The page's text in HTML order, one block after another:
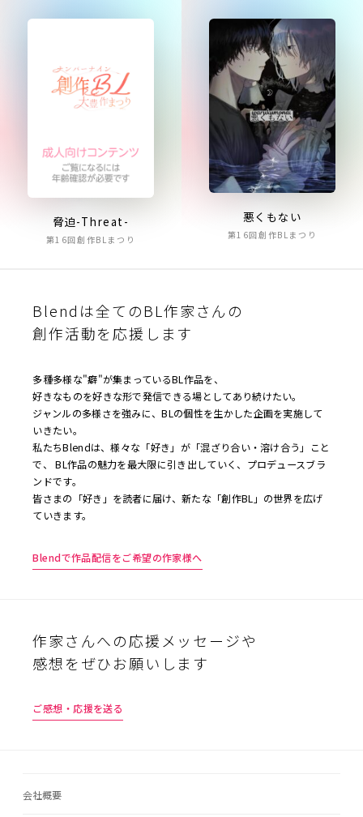
脅迫-Threat-
第16回創作BLまつり
悪くもない
第16回創作BLまつり
Blendは全てのBL作家さんの
創作活動を応援します
多種多様な"癖"が集まっているBL作品を、
好きなものを好きな形で発信できる場としてあり続けたい。
ジャンルの多様さを強みに、BLの個性を生かした企画を実施して
いきたい。
私たちBlendは、様々な「好き」が「混ざり合い・溶け合う」こと
で、 BL作品の魅力を最大限に引き出していく、プロデュースブラ
ンドです。
皆さまの「好き」を読者に届け、新たな「創作BL」の世界を広げ
ていきます。
Blendで作品配信をご希望の作家様へ
作家さんへの応援メッセージや
感想をぜひお願いします
ご感想・応援を送る
会社概要